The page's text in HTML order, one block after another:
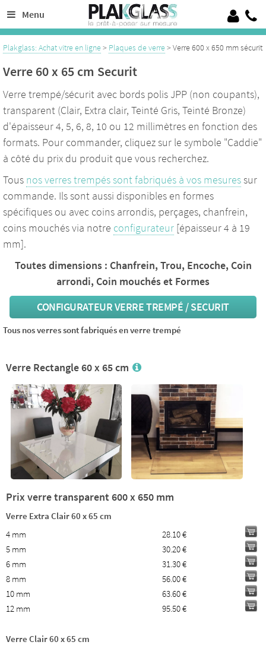
Menu
Découpe de verre sur mesure de 4 à 19 mm, 100% Verre trempé sécurit
Crédence en verre laqué ou émaillé, verre pour garde corps, verrières
Plakglass: Achat vitre en ligne> Plaques de verre> Verre 600 x 650 mm sécurit
Verre 60 x 65 cm Securit
Verre trempé/sécurit avec bords polis JPP (non coupants),
transparent (Clair, Extra clair, Teinté Gris, Teinté Bronze)
d'épaisseur 4, 5, 6, 8, 10 ou 12 millimètres en fonction des
formats. Pour commander, cliquez sur le symbole "Caddie"
à côté du prix du produit que vous recherchez.
Tous nos verres trempés sont fabriqués à vos mesuressur
commande. Ils sont aussi disponibles en formes
spécifiques ou avec coins arrondis, perçages, chanfrein,
coins mouchés via notre configurateur [épaisseur 4 à 19
mm].
Toutes dimensions : Chanfrein, Trou, Encoche, Coin
arrondi, Coin mouchés et Formes
CONFIGURATEUR VERRE TREMPÉ / SECURIT
Tous nos verres sont fabriqués en verre trempé
Verre Rectangle 60 x 65 cm
Prix verre transparent 600 x 650 mm
Verre Extra Clair 60 x 65 cm
4 mm
28.10 €
5 mm
30.20 €
6 mm
31.30 €
8 mm
56.00 €
10 mm
63.60 €
12 mm
95.50 €
Verre Clair 60 x 65 cm